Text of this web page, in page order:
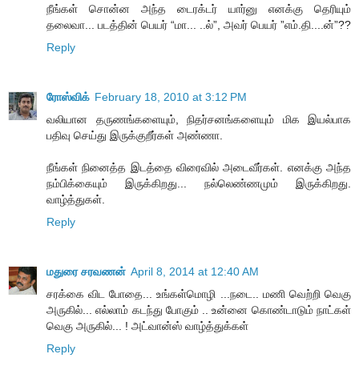
நீங்கள் சொன்ன அந்த டைரக்டர் யார்னு எனக்கு தெரியும்
தலைவா... படத்தின் பெயர் “மா... ..ல்”, அவர் பெயர் ”எம்.தி....ன்”??
Reply
ரோஸ்விக் February 18, 2010 at 3:12 PM
வலியான தருணங்களையும், நிதர்சனங்களையும் மிக இயல்பாக
பதிவு செய்து இருக்குறீர்கள் அண்ணா.
நீங்கள் நினைத்த இடத்தை விரைவில் அடைவீர்கள். எனக்கு அந்த
நம்பிக்கையும் இருக்கிறது... நல்லெண்ணமும் இருக்கிறது.
வாழ்த்துகள்.
Reply
மதுரை சரவணன் April 8, 2014 at 12:40 AM
சரக்கை விட போதை... உங்கள்மொழி ...நடை.. மணி வெற்றி வெகு
அருகில்... எல்லாம் கடந்து போகும் .. உன்னை கொண்டாடும் நாட்கள்
வெகு அருகில்... ! அட்வான்ஸ் வாழ்த்துக்கள்
Reply